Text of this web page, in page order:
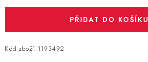
ORGANZY, STOLOVÉ ŠERPY
PŘIDAT DO KOŠÍKU
Kód zboží: 1193492